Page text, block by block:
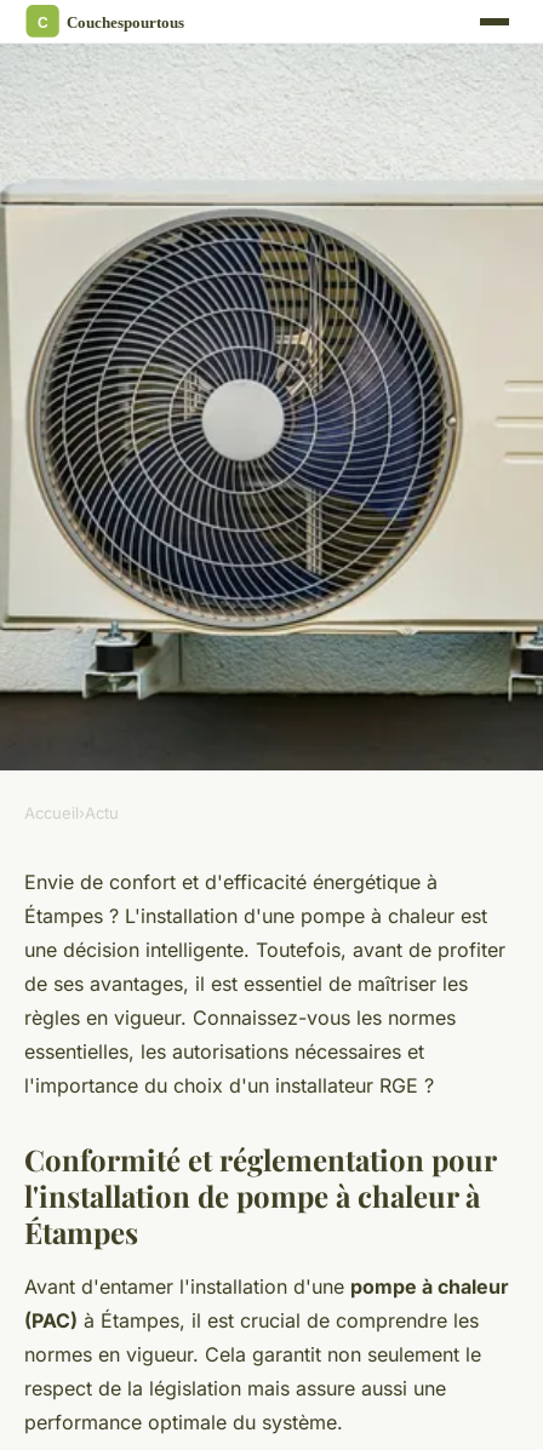
Pose de pompe à chaleur à
Étampes 91150 : les règles à
respecter
admin• 4 avril 2024• 3 min de lecture
Accueil›Actu
Envie de confort et d'efficacité énergétique à
Étampes ? L'installation d'une pompe à chaleur est
une décision intelligente. Toutefois, avant de profiter
de ses avantages, il est essentiel de maîtriser les
règles en vigueur. Connaissez-vous les normes
essentielles, les autorisations nécessaires et
l'importance du choix d'un installateur RGE ?
Conformité et réglementation pour
l'installation de pompe à chaleur à
Étampes
Avant d'entamer l'installation d'une pompe à chaleur
(PAC) à Étampes, il est crucial de comprendre les
normes en vigueur. Cela garantit non seulement le
respect de la législation mais assure aussi une
performance optimale du système.